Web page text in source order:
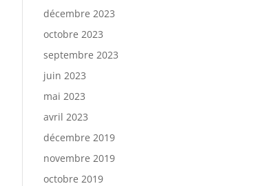
décembre 2023
octobre 2023
septembre 2023
juin 2023
mai 2023
avril 2023
décembre 2019
novembre 2019
octobre 2019